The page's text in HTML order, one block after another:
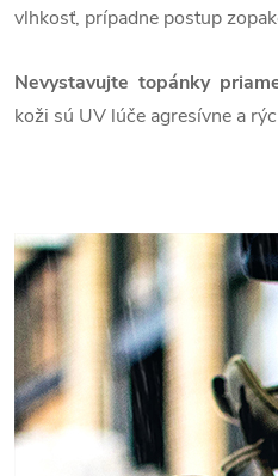
vlhkosť, prípadne postup
Nevystavujte topánky
koži sú UV lúče agresívne a